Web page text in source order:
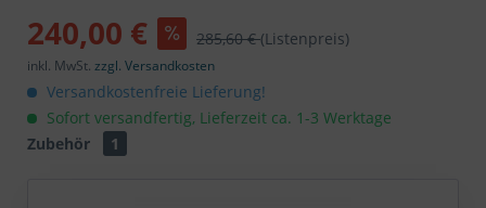
240,00 € 285,60 €(Listenpreis)
inkl. MwSt. zzgl. Versandkosten
Versandkostenfreie Lieferung!
Sofort versandfertig, Lieferzeit ca. 1-3 Werktage
Zubehör
1